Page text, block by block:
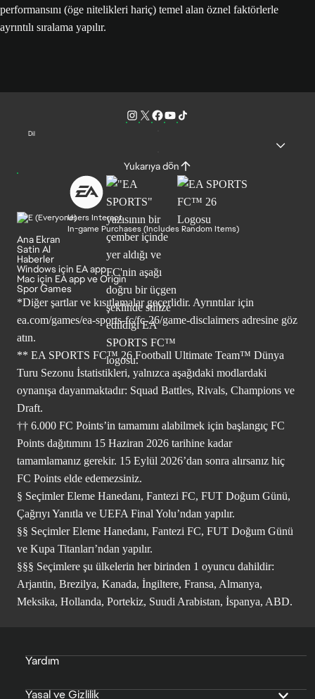
performansını (öge nitelikleri hariç) temel alan öznel faktörlerle
ayrıntılı sıralama yapılır.
Dil
Yukarıya dön
Users Interact
In-game Purchases (Includes Random Items)
Ana Ekran
Satin Al
Haberler
Windows için EA app
Mac için EA app ve Origin
Spor Games
*Diğer şartlar ve kısıtlamalar geçerlidir. Ayrıntılar için
ea.com/games/ea-sports-fc/fc-26/game-disclaimers adresine göz
atın.
** EA SPORTS FC™ 26 Football Ultimate Team™ Dünya
Turu Sezonu İstatistikleri, yalnızca aşağıdaki modlardaki
oynanışa dayanmaktadır: Squad Battles, Rivals, Champions ve
Draft.
†† 6.000 FC Points’in tamamını alabilmek için başlangıç FC
Points dağıtımını 15 Haziran 2026 tarihine kadar
tamamlamanız gerekir. 15 Eylül 2026’dan sonra alırsanız hiç
FC Points elde edemezsiniz.
§ Seçimler Eleme Hanedanı, Fantezi FC, FUT Doğum Günü,
Çağrıyı Yanıtla ve UEFA Final Yolu’ndan yapılır.
§§ Seçimler Eleme Hanedanı, Fantezi FC, FUT Doğum Günü
ve Kupa Titanları’ndan yapılır.
§§§ Seçimlere şu ülkelerin her birinden 1 oyuncu dahildir:
Arjantin, Brezilya, Kanada, İngiltere, Fransa, Almanya,
Meksika, Hollanda, Portekiz, Suudi Arabistan, İspanya, ABD.
Yardım
Yasal ve Gizlilik